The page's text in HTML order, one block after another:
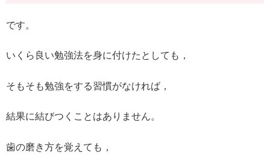
です。
いくら良い勉強法を身に付けたとしても，
そもそも勉強をする習慣がなければ，
結果に結びつくことはありません。
歯の磨き方を覚えても，